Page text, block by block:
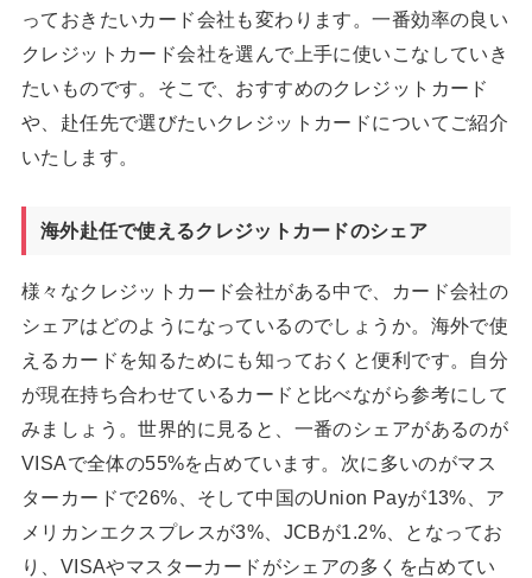
っておきたいカード会社も変わります。一番効率の良い
クレジットカード会社を選んで上手に使いこなしていき
たいものです。そこで、おすすめのクレジットカード
や、赴任先で選びたいクレジットカードについてご紹介
いたします。
海外赴任で使えるクレジットカードのシェア
様々なクレジットカード会社がある中で、カード会社の
シェアはどのようになっているのでしょうか。海外で使
えるカードを知るためにも知っておくと便利です。自分
が現在持ち合わせているカードと比べながら参考にして
みましょう。世界的に見ると、一番のシェアがあるのが
VISAで全体の55%を占めています。次に多いのがマス
ターカードで26%、そして中国のUnion Payが13%、ア
メリカンエクスプレスが3%、JCBが1.2%、となってお
り、VISAやマスターカードがシェアの多くを占めてい